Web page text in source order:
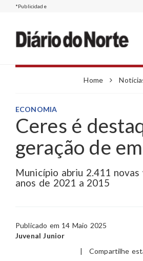
*Publicidade
Home
ECONOMIA
Ceres é
geração de
Município abriu 2.411
anos de 2021 a 2015
Publicado em 14 Maio 2025
Juvenal Junior
|Compartilhe